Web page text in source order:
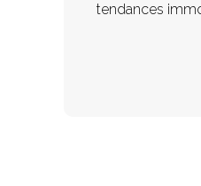
tendances